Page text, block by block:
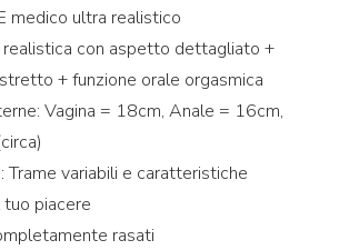
medico ultra realistico
realistica con aspetto dettagliato +
+ funzione orale orgasmica
Vagina = 18cm, Anale = 16cm,
Trame variabili e caratteristiche
piacere
rasati